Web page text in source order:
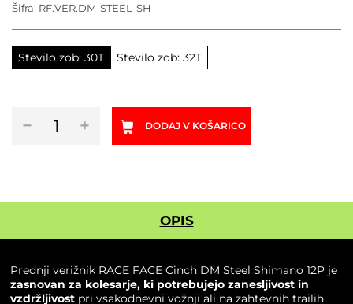
Stevilo zob: 30T Stevilo zob: 32T
−
verižnik
količina
+ DODAJ V KOŠARICO
Šifra: RF.VER.DM-STEEL-SH
OPIS
Prednji verižnik RACE FACE Cinch DM Steel Shimano 12P je
zasnovan za kolesarje, ki potrebujejo zanesljivost in
vzdržljivostpri vsakodnevni vožnji ali na zahtevnih trailih.